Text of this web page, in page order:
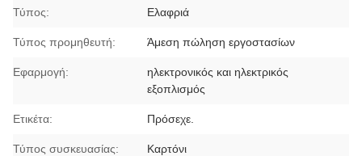
Τύπος: Ελαφριά
Τύπος προμηθευτή: Άμεση πώληση εργοστασίων
Εφαρμογή:
ηλεκτρονικός και ηλεκτρικός
εξοπλισμός
Ετικέτα: Πρόσεχε.
Τύπος συσκευασίας: Καρτόνι